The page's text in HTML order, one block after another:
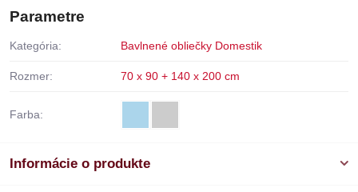
Parametre
Kategória: Bavlnené obliečky Domestik
Rozmer: 70 x 90 + 140 x 200 cm
Farba:
Informácie o produkte